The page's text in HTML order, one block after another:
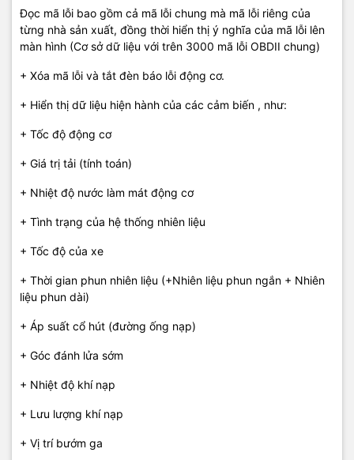
Đọc mã lỗi bao gồm cả mã lỗi chung mà mã lỗi riêng của
từng nhà sản xuất, đồng thời hiển thị ý nghĩa của mã lỗi lên
màn hình (Cơ sở dữ liệu với trên 3000 mã lỗi OBDII chung)
+ Xóa mã lỗi và tắt đèn báo lỗi động cơ.
+ Hiển thị dữ liệu hiện hành của các cảm biến , như:
+ Tốc độ động cơ
+ Giá trị tải (tính toán)
+ Nhiệt độ nước làm mát động cơ
+ Tình trạng của hệ thống nhiên liệu
+ Tốc độ của xe
+ Thời gian phun nhiên liệu (+Nhiên liệu phun ngắn + Nhiên
liệu phun dài)
+ Áp suất cổ hút (đường ống nạp)
+ Góc đánh lửa sớm
+ Nhiệt độ khí nạp
+ Lưu lượng khí nạp
+ Vị trí bướm ga